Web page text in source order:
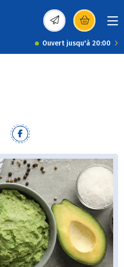
(s’ouvre dans une
Ouvert jusqu'à 20:00